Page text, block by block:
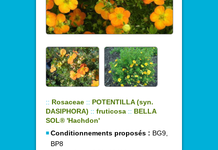
:: Rosaceae :: POTENTILLA (syn.
DASIPHORA) :: fruticosa :: BELLA
SOL® 'Hachdon'
Conditionnements proposés : BG9,
BP8